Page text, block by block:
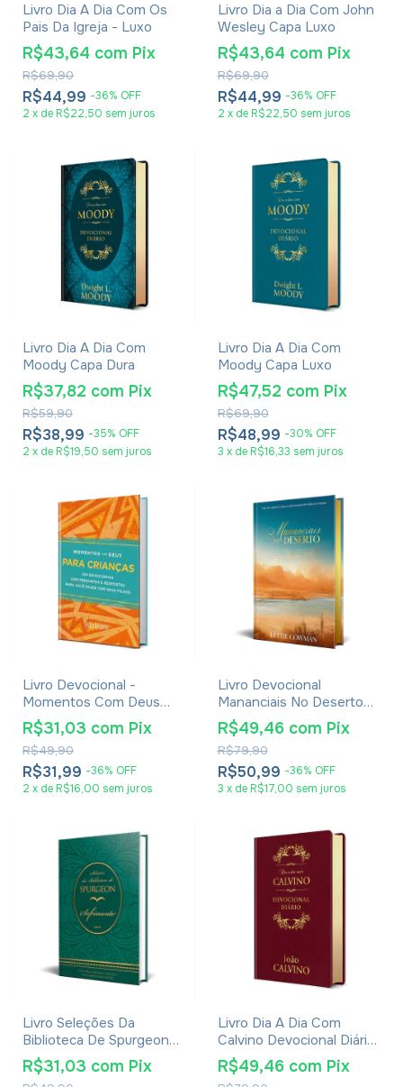
Livro Dia A Dia Com Os
Pais Da Igreja - Luxo
R$44,99 -36% OFF
R$69,90
R$43,64 com Pix
2 x de R$22,50 sem juros
Livro Dia a Dia Com John
Wesley Capa Luxo
R$44,99 -36% OFF
R$69,90
R$43,64 com Pix
2 x de R$22,50 sem juros
Livro Dia A Dia Com
Moody Capa Dura
R$38,99 -35% OFF
R$59,90
R$37,82 com Pix
2 x de R$19,50 sem juros
Livro Dia A Dia Com
Moody Capa Luxo
R$48,99 -30% OFF
R$69,90
R$47,52 com Pix
3 x de R$16,33 sem juros
Livro Devocional -
Momentos Com Deus
Para Crianças
R$31,99 -36% OFF
R$49,90
R$31,03 com Pix
2 x de R$16,00 sem juros
Livro Devocional
Mananciais No Deserto
Edição Especial Capa
Dura - Lettie Cowman
R$50,99 -36% OFF
R$79,90
R$49,46 com Pix
3 x de R$17,00 sem juros
Livro Seleções Da
Biblioteca De Spurgeon
Sofrimento - John
Willison
R$31,03 com Pix
Livro Dia A Dia Com
Calvino Devocional Diário
Capa Luxo
R$49,46 com Pix